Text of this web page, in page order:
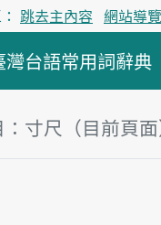
跳去主內容 網站導覽
灣台語常用詞辭典
寸尺（目前頁面